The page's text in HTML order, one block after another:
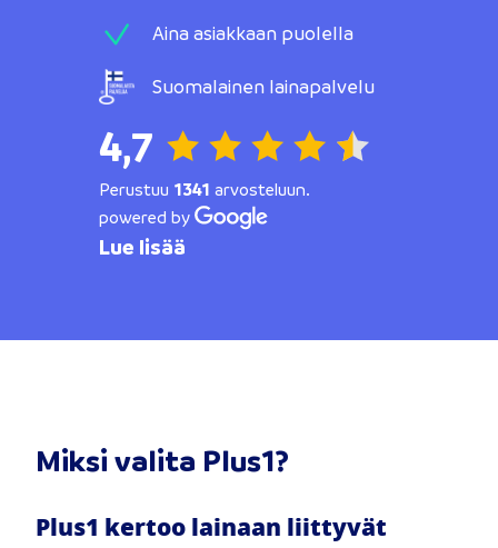
Aina asiakkaan puolella
Suomalainen lainapalvelu
4,7
Perustuu 1341 arvosteluun.
powered by
Lue lisää
Miksi valita Plus1?
Plus1 kertoo lainaan liittyvät